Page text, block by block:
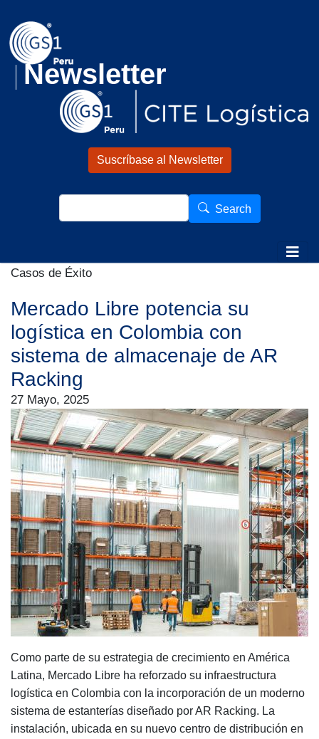
Newsletter
Suscríbase al Newsletter
Search
Casos de Éxito
Mercado Libre potencia su
logística en Colombia con
sistema de almacenaje de AR
Racking
27 Mayo, 2025
Como parte de su estrategia de crecimiento en América
Latina, Mercado Libre ha reforzado su infraestructura
logística en Colombia con la incorporación de un moderno
sistema de estanterías diseñado por AR Racking. La
instalación, ubicada en su nuevo centro de distribución en